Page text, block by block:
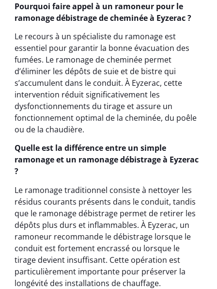
Pourquoi faire appel à un ramoneur pour le
ramonage débistrage de cheminée à Eyzerac ?
Le recours à un spécialiste du ramonage est
essentiel pour garantir la bonne évacuation des
fumées. Le ramonage de cheminée permet
d’éliminer les dépôts de suie et de bistre qui
s’accumulent dans le conduit. À Eyzerac, cette
intervention réduit significativement les
dysfonctionnements du tirage et assure un
fonctionnement optimal de la cheminée, du poêle
ou de la chaudière.
Quelle est la différence entre un simple
ramonage et un ramonage débistrage à Eyzerac
?
Le ramonage traditionnel consiste à nettoyer les
résidus courants présents dans le conduit, tandis
que le ramonage débistrage permet de retirer les
dépôts plus durs et inflammables. À Eyzerac, un
ramoneur recommande le débistrage lorsque le
conduit est fortement encrassé ou lorsque le
tirage devient insuffisant. Cette opération est
particulièrement importante pour préserver la
longévité des installations de chauffage.